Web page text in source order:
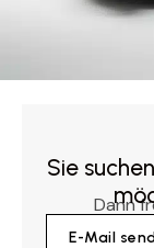
Sie
Dann
E-Mail